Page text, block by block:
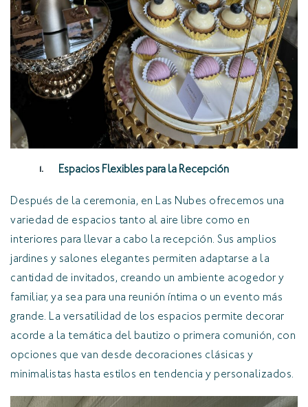
Espacios Flexibles para la Recepción
Después de la ceremonia, en Las Nubes ofrecemos una
variedad de espacios tanto al aire libre como en
interiores para llevar a cabo la recepción. Sus amplios
jardines y salones elegantes permiten adaptarse a la
cantidad de invitados, creando un ambiente acogedor y
familiar, ya sea para una reunión íntima o un evento más
grande. La versatilidad de los espacios permite decorar
acorde a la temática del bautizo o primera comunión, con
opciones que van desde decoraciones clásicas y
minimalistas hasta estilos en tendencia y personalizados.